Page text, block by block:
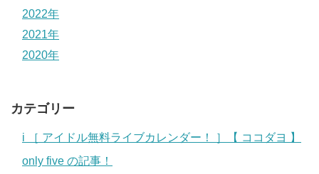
2022年
2021年
2020年
カテゴリー
i ［ アイドル無料ライブカレンダー！ ］【 ココダヨ 】
only five の記事！